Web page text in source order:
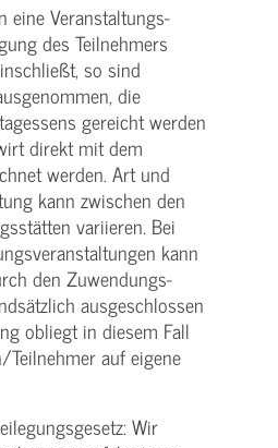
eine Veranstaltungs­
des Teilnehmers
so sind
die
gereicht werden
direkt mit dem
werden. Art und
kann zwischen den
variieren. Bei
kann
den Zuwendungs­
ausgeschlossen
obliegt in diesem Fall
auf eigene
Wir